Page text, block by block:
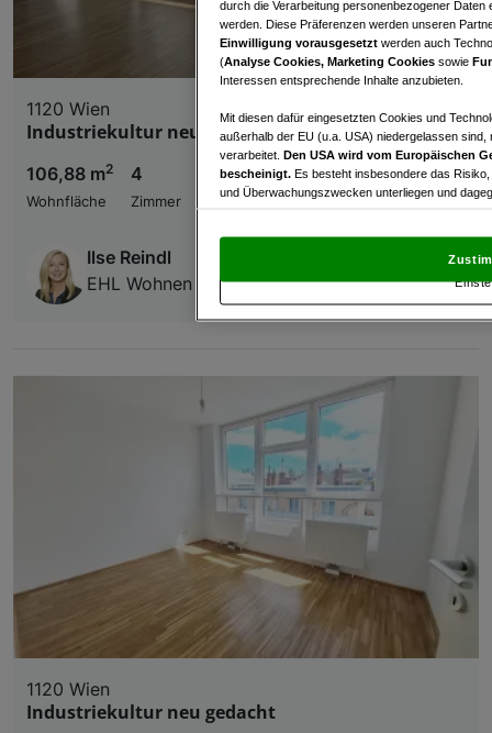
1120 Wien
Industriekultur neu gedacht
106,88 m2
Wohnfläche
4
Zimmer
€ 599.000,00
Kaufpreis
Ilse Reindl
EHL Wohnen GmbH
1120 Wien
Industriekultur neu gedacht
durch die Verarbeitung personenbezogener
werden. Diese Präferenzen werden unseren
Einwilligung vorausgesetzt werden auch
(Analyse Cookies, Marketing Cookies sowie
Interessen entsprechende Inhalte anzubieten.
Mit diesen dafür eingesetzten Cookies und
außerhalb der EU (u.a. USA) niedergelassen
verarbeitet. Den USA wird vom Europäischen
bescheinigt. Es besteht insbesondere das
und Überwachungszwecken unterliegen und
und Widerspruch gegen die Verarbeitung auf der
„Cookie Einstellungen“, die sich auf jeder Seite
Verwendung genauer Standortdaten.
Zugriff auf Informationen auf einem Endgerät.
und der Performance von Inhalten,
Liste der Partner (Lieferanten)